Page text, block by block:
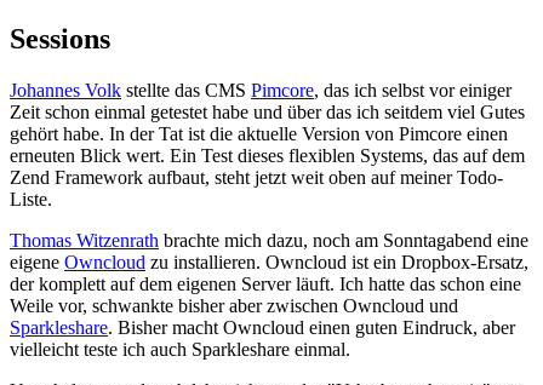
Sessions
Johannes Volk stellte das CMS Pimcore, das ich selbst vor einiger
Zeit schon einmal getestet habe und über das ich seitdem viel Gutes
gehört habe. In der Tat ist die aktuelle Version von Pimcore einen
erneuten Blick wert. Ein Test dieses flexiblen Systems, das auf dem
Zend Framework aufbaut, steht jetzt weit oben auf meiner Todo-
Liste.
Thomas Witzenrath brachte mich dazu, noch am Sonntagabend eine
eigene Owncloud zu installieren. Owncloud ist ein Dropbox-Ersatz,
der komplett auf dem eigenen Server läuft. Ich hatte das schon eine
Weile vor, schwankte bisher aber zwischen Owncloud und
Sparkleshare. Bisher macht Owncloud einen guten Eindruck, aber
vielleicht teste ich auch Sparkleshare einmal.